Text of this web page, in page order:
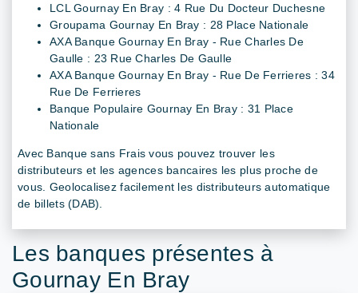
LCL Gournay En Bray : 4 Rue Du Docteur Duchesne
Groupama Gournay En Bray : 28 Place Nationale
AXA Banque Gournay En Bray - Rue Charles De
Gaulle : 23 Rue Charles De Gaulle
AXA Banque Gournay En Bray - Rue De Ferrieres : 34
Rue De Ferrieres
Banque Populaire Gournay En Bray : 31 Place
Nationale
Avec Banque sans Frais vous pouvez trouver les
distributeurs et les agences bancaires les plus proche de
vous. Geolocalisez facilement les distributeurs automatique
de billets (DAB).
Les banques présentes à
Gournay En Bray